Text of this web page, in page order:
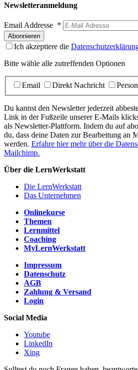
Newsletteranmeldung
Email Addresse *
Ich akzeptiere die
Bitte wähle alle zutreffenden Optionen
Email Direkt Nachricht
Du kannst den Newsletter jederzeit
Link in der Fußzeile unserer E-Mails
als Newsletter-Plattform. Indem du auf
du, dass deine Daten zur Bearbeitung an
werden. Erfahre hier mehr über die
Mailchimp.
Über die LernWerkstatt
Die LernWerkstatt
Das Unternehmen
Onlinekurse
Themen
Lernmittel
Coaching
MyLernWerkstatt
Impressum
Datenschutz
AGB
Zahlung & Versand
Login
Social Media
Youtube
LinkedIn
Xing